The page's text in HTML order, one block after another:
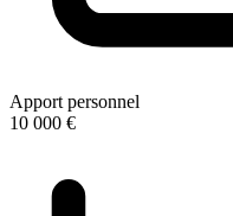
Apport personnel
10 000 €